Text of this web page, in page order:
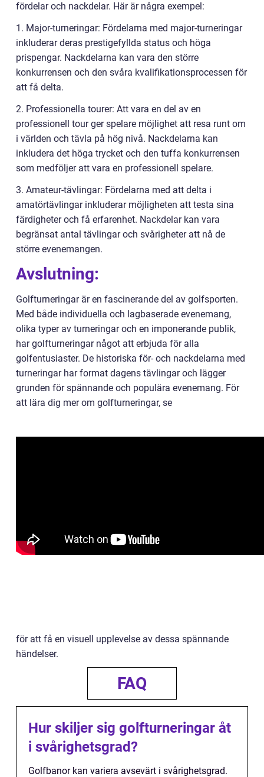
fördelar och nackdelar. Här är några exempel:
1. Major-turneringar: Fördelarna med major-turneringar
inkluderar deras prestigefyllda status och höga
prispengar. Nackdelarna kan vara den större
konkurrensen och den svåra kvalifikationsprocessen för
att få delta.
2. Professionella tourer: Att vara en del av en
professionell tour ger spelare möjlighet att resa runt om
i världen och tävla på hög nivå. Nackdelarna kan
inkludera det höga trycket och den tuffa konkurrensen
som medföljer att vara en professionell spelare.
3. Amateur-tävlingar: Fördelarna med att delta i
amatörtävlingar inkluderar möjligheten att testa sina
färdigheter och få erfarenhet. Nackdelar kan vara
begränsat antal tävlingar och svårigheter att nå de
större evenemangen.
Avslutning:
Golfturneringar är en fascinerande del av golfsporten.
Med både individuella och lagbaserade evenemang,
olika typer av turneringar och en imponerande publik,
har golfturneringar något att erbjuda för alla
golfentusiaster. De historiska för- och nackdelarna med
turneringar har format dagens tävlingar och lägger
grunden för spännande och populära evenemang. För
att lära dig mer om golfturneringar, se
för att få en visuell upplevelse av dessa spännande
händelser.
FAQ
Hur skiljer sig golfturneringar åt
i svårighetsgrad?
Golfbanor kan variera avsevärt i svårighetsgrad.